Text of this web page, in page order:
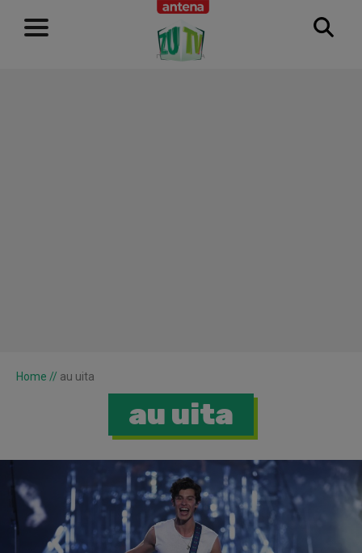
RECLAMĂ
Home // au uita
au uita